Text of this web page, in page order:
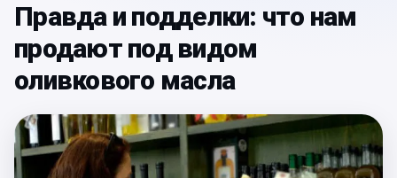
Правда и подделки: что нам
продают под видом
оливкового масла